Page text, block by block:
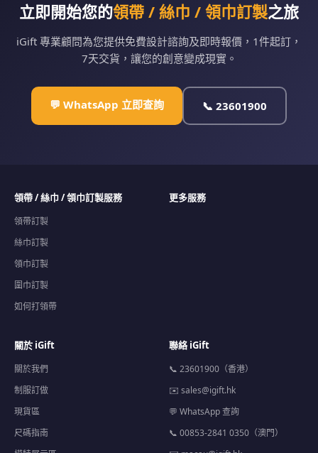
立即開始您的領帶 / 絲巾 / 領巾訂製之旅
iGift 專業顧問為您提供免費設計諮詢及即時報價，1件起訂，
7天交貨，讓您的創意變成現實。
💬 WhatsApp 立即查詢 📞 23601900
領帶 / 絲巾 / 領巾訂製服務
領帶訂製
絲巾訂製
領巾訂製
圍巾訂製
如何打領帶
更多服務
關於 iGift
關於我們
制服訂做
現貨區
尺碼指南
聯絡 iGift
📞 23601900（香港）
✉️ sales@igift.hk
💬 WhatsApp 查詢
📞 00853-2841 0350（澳門）